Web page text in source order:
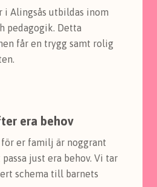
i Alingsås utbildas inom
pedagogik. Detta
får en trygg samt rolig
era behov
er familj är noggrant
just era behov. Vi tar
schema till barnets